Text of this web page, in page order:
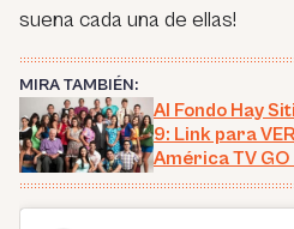
suena cada una de ellas!
MIRA TAMBIÉN:
Al Fondo Hay
9: Link para
América TV